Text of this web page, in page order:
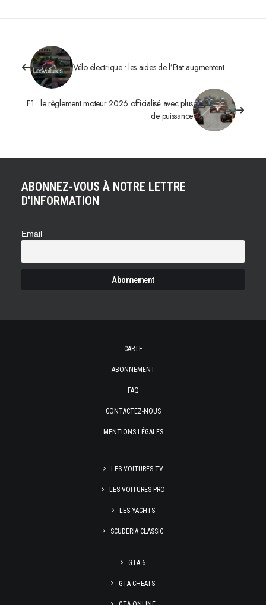
Vélo électrique : les aides de l’Etat augmentent
F1 : le règlement moteur 2026 officialisé avec plus
de puissance
ABONNEZ-VOUS À NOTRE LETTRE
D'INFORMATION
Email
CARTE
ABONNEMENT
FAQ
CONTACTEZ-NOUS
MENTIONS LÉGALES
LES VOITURES TV
LES VOITURES PRO
LES YACHTS
SCUDERIA CLASSIC
GTA 6
GTA CHEATS